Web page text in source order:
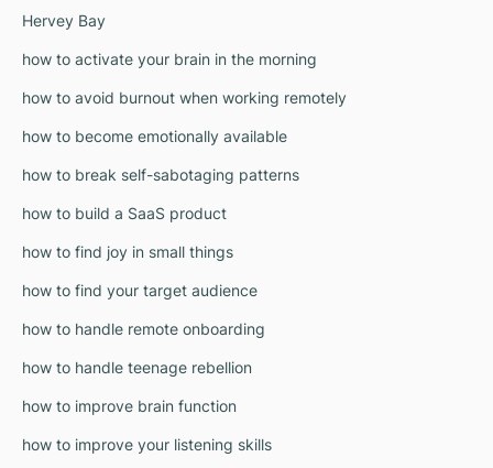
Hervey Bay
how to activate your brain in the morning
how to avoid burnout when working remotely
how to become emotionally available
how to break self-sabotaging patterns
how to build a SaaS product
how to find joy in small things
how to find your target audience
how to handle remote onboarding
how to handle teenage rebellion
how to improve brain function
how to improve your listening skills